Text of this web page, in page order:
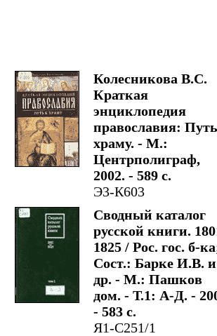
Колесникова В.С.
Краткая
энциклопедия
православия:
храму. - М.:
Центрполиграф,
2002. - 589 с.
Э3-К603
Сводный каталог
русской книги.
1825 / Рос. гос. б-
Сост.: Барке И.В. и
др. - М.: Пашков
дом. - Т.1: А-Д. -
- 583 с.
Я1-С251/1